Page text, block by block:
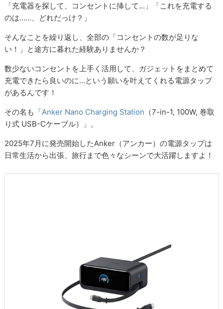
「充電器を探して、コンセントに挿して…」「これを充電する
のは……、どれだっけ？」
そんなことを繰り返し、全部の「コンセントの数が足りな
い！」と途方に暮れた経験ありませんか？
数少ないコンセントを上手く活用して、ガジェットをまとめて
充電できたら良いのに…という願いを叶えてくれる電源タップ
があるんです！
その名も「Anker Nano Charging Station （7-in-1, 100W, 巻取
り式 USB-Cケーブル）」。
2025年7月に発売開始したAnker（アンカー）の電源タップは
日常生活から出張、旅行まで色々なシーンで大活躍しますよ！